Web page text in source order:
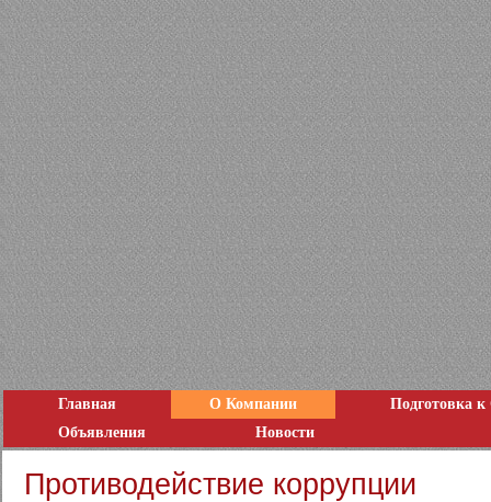
Главная О Компании
Подготовка
Объявления
Новости
Противодействие коррупции